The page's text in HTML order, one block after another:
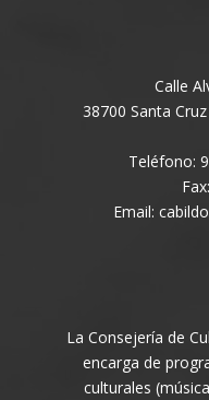
Calle
38700 Santa
Teléfono:
Email:
La Consejería de
encarga de
culturales